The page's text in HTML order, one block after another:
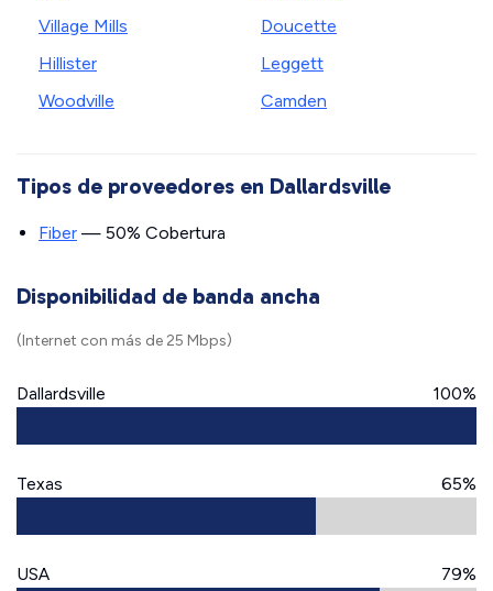
Village Mills
Hillister
Woodville
Doucette
Leggett
Camden
Tipos de proveedores en Dallardsville
Fiber — 50% Cobertura
Disponibilidad de banda ancha
(Internet con más de 25 Mbps)
Dallardsville 100%
Texas 65%
USA 79%